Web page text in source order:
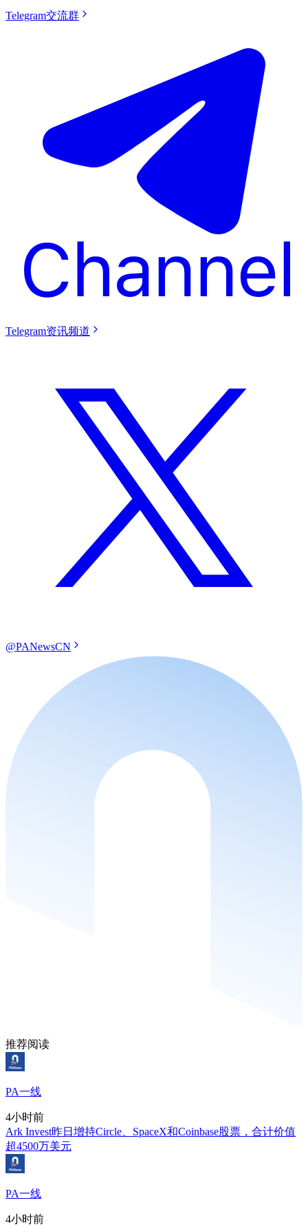
Telegram交流群
Telegram资讯频道
@PANewsCN
推荐阅读
PA一线
4小时前
Ark Invest昨日增持Circle、SpaceX和Coinbase股票，合计价值
超4500万美元
PA一线
4小时前